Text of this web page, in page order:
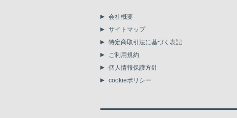
会社概要
サイトマップ
特定商取引法に基づく表記
ご利用規約
個人情報保護方針
cookieポリシー